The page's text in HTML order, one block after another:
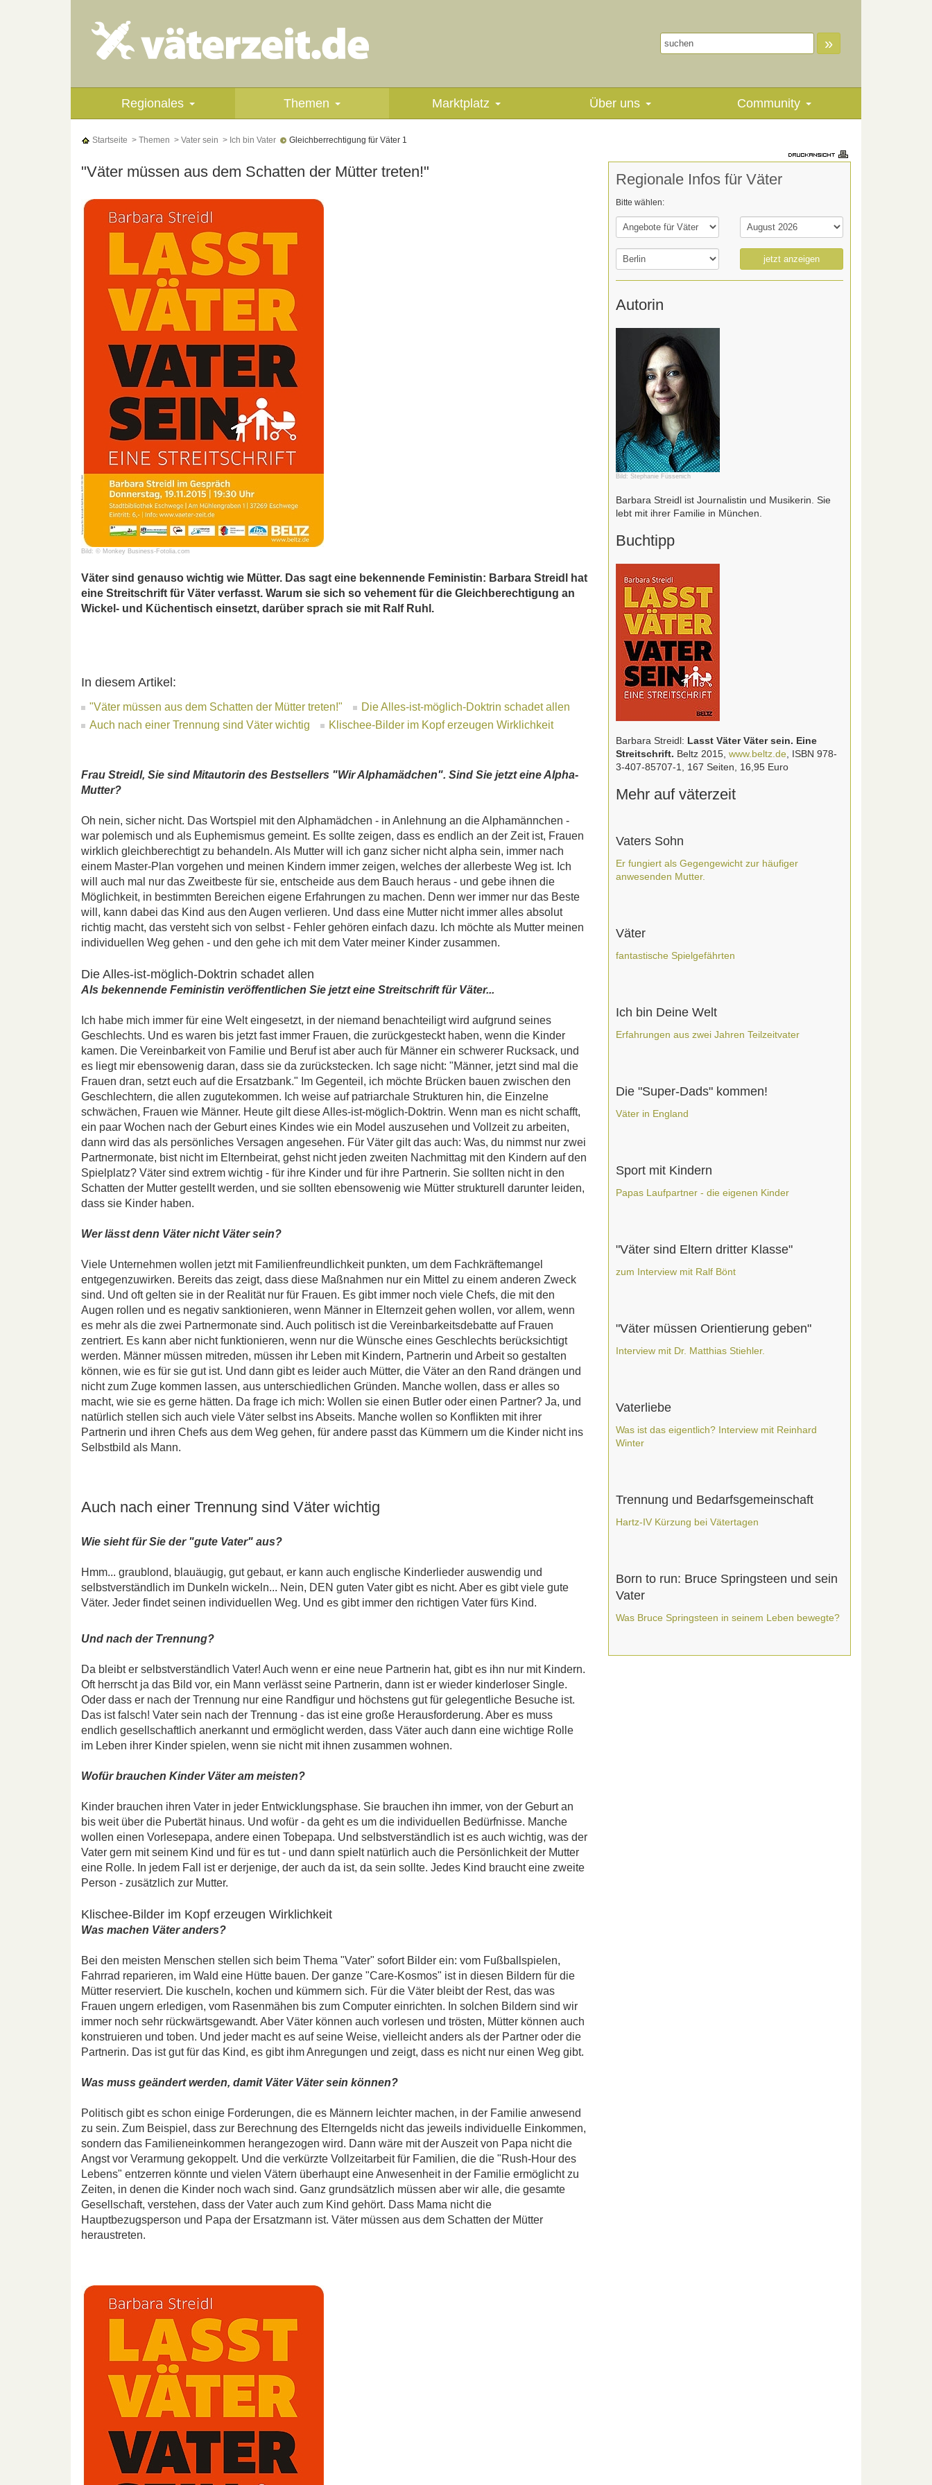
»
Regionales Themen Marktplatz Über uns Community
Startseite > Themen > Vater sein > Ich bin Vater Gleichberrechtigung für Väter 1
"Väter müssen aus dem Schatten der Mütter treten!"
Bild: © Monkey Business-Fotolia.com
Väter sind genauso wichtig wie Mütter. Das sagt eine bekennende Feministin: Barbara Streidl hat
eine Streitschrift für Väter verfasst. Warum sie sich so vehement für die Gleichberechtigung an
Wickel- und Küchentisch einsetzt, darüber sprach sie mit Ralf Ruhl.
In diesem Artikel:
"Väter müssen aus dem Schatten der Mütter treten!"
Die Alles-ist-möglich-Doktrin schadet allen
Auch nach einer Trennung sind Väter wichtig
Klischee-Bilder im Kopf erzeugen Wirklichkeit
Frau Streidl, Sie sind Mitautorin des Bestsellers "Wir Alphamädchen". Sind Sie jetzt eine Alpha-
Mutter?
Oh nein, sicher nicht. Das Wortspiel mit den Alphamädchen - in Anlehnung an die Alphamännchen -
war polemisch und als Euphemismus gemeint. Es sollte zeigen, dass es endlich an der Zeit ist, Frauen
wirklich gleichberechtigt zu behandeln. Als Mutter will ich ganz sicher nicht alpha sein, immer nach
einem Master-Plan vorgehen und meinen Kindern immer zeigen, welches der allerbeste Weg ist. Ich
will auch mal nur das Zweitbeste für sie, entscheide aus dem Bauch heraus - und gebe ihnen die
Möglichkeit, in bestimmten Bereichen eigene Erfahrungen zu machen. Denn wer immer nur das Beste
will, kann dabei das Kind aus den Augen verlieren. Und dass eine Mutter nicht immer alles absolut
richtig macht, das versteht sich von selbst - Fehler gehören einfach dazu. Ich möchte als Mutter meinen
individuellen Weg gehen - und den gehe ich mit dem Vater meiner Kinder zusammen.
Die Alles-ist-möglich-Doktrin schadet allen
Als bekennende Feministin veröffentlichen Sie jetzt eine Streitschrift für Väter...
Ich habe mich immer für eine Welt eingesetzt, in der niemand benachteiligt wird aufgrund seines
Geschlechts. Und es waren bis jetzt fast immer Frauen, die zurückgesteckt haben, wenn die Kinder
kamen. Die Vereinbarkeit von Familie und Beruf ist aber auch für Männer ein schwerer Rucksack, und
es liegt mir ebensowenig daran, dass sie da zurückstecken. Ich sage nicht: "Männer, jetzt sind mal die
Frauen dran, setzt euch auf die Ersatzbank." Im Gegenteil, ich möchte Brücken bauen zwischen den
Geschlechtern, die allen zugutekommen. Ich weise auf patriarchale Strukturen hin, die Einzelne
schwächen, Frauen wie Männer. Heute gilt diese Alles-ist-möglich-Doktrin. Wenn man es nicht schafft,
ein paar Wochen nach der Geburt eines Kindes wie ein Model auszusehen und Vollzeit zu arbeiten,
dann wird das als persönliches Versagen angesehen. Für Väter gilt das auch: Was, du nimmst nur zwei
Partnermonate, bist nicht im Elternbeirat, gehst nicht jeden zweiten Nachmittag mit den Kindern auf den
Spielplatz? Väter sind extrem wichtig - für ihre Kinder und für ihre Partnerin. Sie sollten nicht in den
Schatten der Mutter gestellt werden, und sie sollten ebensowenig wie Mütter strukturell darunter leiden,
dass sie Kinder haben.
Wer lässt denn Väter nicht Väter sein?
Viele Unternehmen wollen jetzt mit Familienfreundlichkeit punkten, um dem Fachkräftemangel
entgegenzuwirken. Bereits das zeigt, dass diese Maßnahmen nur ein Mittel zu einem anderen Zweck
sind. Und oft gelten sie in der Realität nur für Frauen. Es gibt immer noch viele Chefs, die mit den
Augen rollen und es negativ sanktionieren, wenn Männer in Elternzeit gehen wollen, vor allem, wenn
es mehr als die zwei Partnermonate sind. Auch politisch ist die Vereinbarkeitsdebatte auf Frauen
zentriert. Es kann aber nicht funktionieren, wenn nur die Wünsche eines Geschlechts berücksichtigt
werden. Männer müssen mitreden, müssen ihr Leben mit Kindern, Partnerin und Arbeit so gestalten
können, wie es für sie gut ist. Und dann gibt es leider auch Mütter, die Väter an den Rand drängen und
nicht zum Zuge kommen lassen, aus unterschiedlichen Gründen. Manche wollen, dass er alles so
macht, wie sie es gerne hätten. Da frage ich mich: Wollen sie einen Butler oder einen Partner? Ja, und
natürlich stellen sich auch viele Väter selbst ins Abseits. Manche wollen so Konflikten mit ihrer
Partnerin und ihren Chefs aus dem Weg gehen, für andere passt das Kümmern um die Kinder nicht ins
Selbstbild als Mann.
Auch nach einer Trennung sind Väter wichtig
Wie sieht für Sie der "gute Vater" aus?
Hmm... graublond, blauäugig, gut gebaut, er kann auch englische Kinderlieder auswendig und
selbstverständlich im Dunkeln wickeln... Nein, DEN guten Vater gibt es nicht. Aber es gibt viele gute
Väter. Jeder findet seinen individuellen Weg. Und es gibt immer den richtigen Vater fürs Kind.
Und nach der Trennung?
Da bleibt er selbstverständlich Vater! Auch wenn er eine neue Partnerin hat, gibt es ihn nur mit Kindern.
Oft herrscht ja das Bild vor, ein Mann verlässt seine Partnerin, dann ist er wieder kinderloser Single.
Oder dass er nach der Trennung nur eine Randfigur und höchstens gut für gelegentliche Besuche ist.
Das ist falsch! Vater sein nach der Trennung - das ist eine große Herausforderung. Aber es muss
endlich gesellschaftlich anerkannt und ermöglicht werden, dass Väter auch dann eine wichtige Rolle
im Leben ihrer Kinder spielen, wenn sie nicht mit ihnen zusammen wohnen.
Wofür brauchen Kinder Väter am meisten?
Kinder brauchen ihren Vater in jeder Entwicklungsphase. Sie brauchen ihn immer, von der Geburt an
bis weit über die Pubertät hinaus. Und wofür - da geht es um die individuellen Bedürfnisse. Manche
wollen einen Vorlesepapa, andere einen Tobepapa. Und selbstverständlich ist es auch wichtig, was der
Vater gern mit seinem Kind und für es tut - und dann spielt natürlich auch die Persönlichkeit der Mutter
eine Rolle. In jedem Fall ist er derjenige, der auch da ist, da sein sollte. Jedes Kind braucht eine zweite
Person - zusätzlich zur Mutter.
Klischee-Bilder im Kopf erzeugen Wirklichkeit
Was machen Väter anders?
Bei den meisten Menschen stellen sich beim Thema "Vater" sofort Bilder ein: vom Fußballspielen,
Fahrrad reparieren, im Wald eine Hütte bauen. Der ganze "Care-Kosmos" ist in diesen Bildern für die
Mütter reserviert. Die kuscheln, kochen und kümmern sich. Für die Väter bleibt der Rest, das was
Frauen ungern erledigen, vom Rasenmähen bis zum Computer einrichten. In solchen Bildern sind wir
immer noch sehr rückwärtsgewandt. Aber Väter können auch vorlesen und trösten, Mütter können auch
konstruieren und toben. Und jeder macht es auf seine Weise, vielleicht anders als der Partner oder die
Partnerin. Das ist gut für das Kind, es gibt ihm Anregungen und zeigt, dass es nicht nur einen Weg gibt.
Was muss geändert werden, damit Väter Väter sein können?
Politisch gibt es schon einige Forderungen, die es Männern leichter machen, in der Familie anwesend
zu sein. Zum Beispiel, dass zur Berechnung des Elterngelds nicht das jeweils individuelle Einkommen,
sondern das Familieneinkommen herangezogen wird. Dann wäre mit der Auszeit von Papa nicht die
Angst vor Verarmung gekoppelt. Und die verkürzte Vollzeitarbeit für Familien, die die "Rush-Hour des
Lebens" entzerren könnte und vielen Vätern überhaupt eine Anwesenheit in der Familie ermöglicht zu
Zeiten, in denen die Kinder noch wach sind. Ganz grundsätzlich müssen aber wir alle, die gesamte
Gesellschaft, verstehen, dass der Vater auch zum Kind gehört. Dass Mama nicht die
Hauptbezugsperson und Papa der Ersatzmann ist. Väter müssen aus dem Schatten der Mütter
heraustreten.
Regionale Infos für Väter
Bitte wählen:
jetzt anzeigen
Autorin
Bild: Stephanie Füssenich
Barbara Streidl ist Journalistin und Musikerin. Sie
lebt mit ihrer Familie in München.
Buchtipp
Barbara Streidl: Lasst Väter Väter sein. Eine
Streitschrift. Beltz 2015, www.beltz.de , ISBN 978-
3-407-85707-1, 167 Seiten, 16,95 Euro
Mehr auf väterzeit
Vaters Sohn
Er fungiert als Gegengewicht zur häufiger
anwesenden Mutter.
Väter
fantastische Spielgefährten
Ich bin Deine Welt
Erfahrungen aus zwei Jahren Teilzeitvater
Die "Super-Dads" kommen!
Väter in England
Sport mit Kindern
Papas Laufpartner - die eigenen Kinder
"Väter sind Eltern dritter Klasse"
zum Interview mit Ralf Bönt
"Väter müssen Orientierung geben"
Interview mit Dr. Matthias Stiehler.
Vaterliebe
Was ist das eigentlich? Interview mit Reinhard
Winter
Trennung und Bedarfsgemeinschaft
Hartz-IV Kürzung bei Vätertagen
Born to run: Bruce Springsteen und sein
Vater
Was Bruce Springsteen in seinem Leben bewegte?